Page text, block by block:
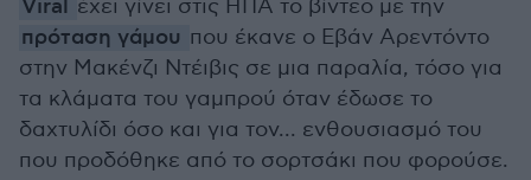
Viral έχει γίνει στις ΗΠΑ το βίντεο με την
πρόταση γάμου που έκανε ο Εβάν Αρεντόντο
στην Μακένζι Ντέιβις σε μια παραλία, τόσο για
τα κλάματα του γαμπρού όταν έδωσε το
δαχτυλίδι όσο και για τον... ενθουσιασμό του
που προδόθηκε από το σορτσάκι που φορούσε.